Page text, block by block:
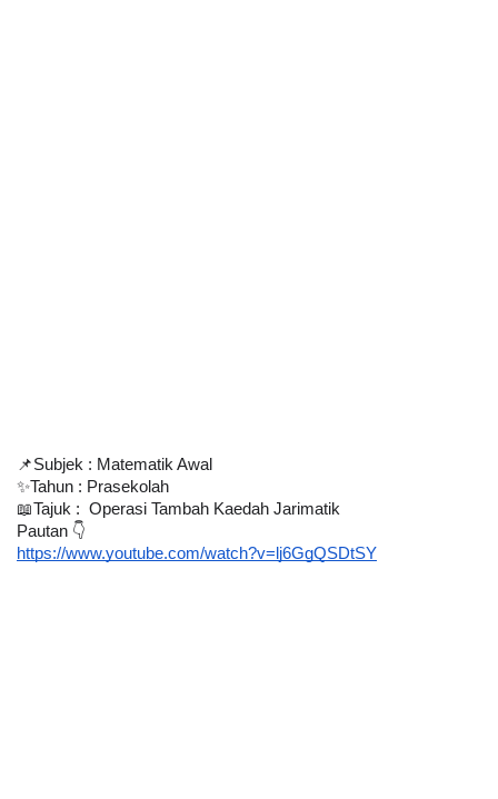
📌Subjek : Matematik Awal
✨Tahun : Prasekolah
📖Tajuk :  Operasi Tambah Kaedah Jarimatik
Pautan 👇
https://www.youtube.com/watch?v=lj6GgQSDtSY